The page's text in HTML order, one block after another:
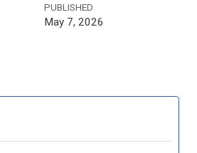
PUBLISHED
May 7, 2026